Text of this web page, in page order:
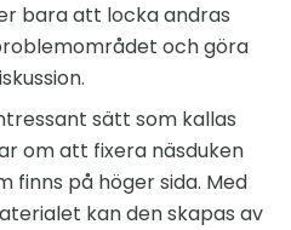
bara att locka andras
och göra
sätt som kallas
om att fixera näsduken
finns på höger sida. Med
kan den skapas av